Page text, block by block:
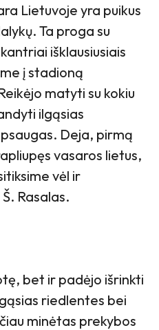
Lietuvoje yra puikus
Ta proga su
išklausiusiais
į stadioną
matyti su kokiu
ilgąsias
Deja, pirmą
vasaros lietus,
vėl ir
Rasalas.
bet ir padėjo išrinkti
riedlentes bei
minėtas prekybos